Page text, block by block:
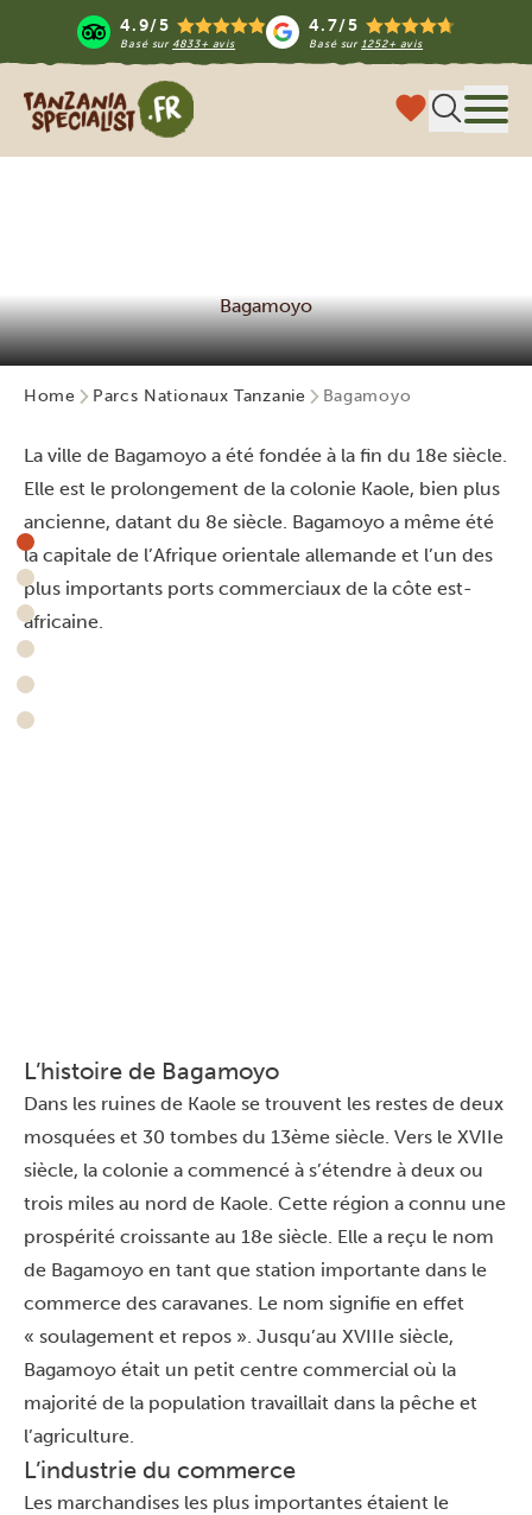
4.9/5
Basé sur 4833+ avis
4.7/5
Basé sur1252+ avis
Tanzania Specialist
Bagamoyo
Home Parcs Nationaux Tanzanie Bagamoyo
La ville de Bagamoyo a été fondée à la fin du 18e siècle.
Elle est le prolongement de la colonie Kaole, bien plus
ancienne, datant du 8e siècle. Bagamoyo a même été
la capitale de l’Afrique orientale allemande et l’un des
plus importants ports commerciaux de la côte est-
africaine.
L’histoire de Bagamoyo
Dans les ruines de Kaole se trouvent les restes de deux
mosquées et 30 tombes du 13ème siècle. Vers le XVIIe
siècle, la colonie a commencé à s’étendre à deux ou
trois miles au nord de Kaole. Cette région a connu une
prospérité croissante au 18e siècle. Elle a reçu le nom
de Bagamoyo en tant que station importante dans le
commerce des caravanes. Le nom signifie en effet
« soulagement et repos ». Jusqu’au XVIIIe siècle,
Bagamoyo était un petit centre commercial où la
majorité de la population travaillait dans la pêche et
l’agriculture.
L’industrie du commerce
Les marchandises les plus importantes étaient le